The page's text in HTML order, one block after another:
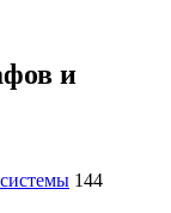
и
144